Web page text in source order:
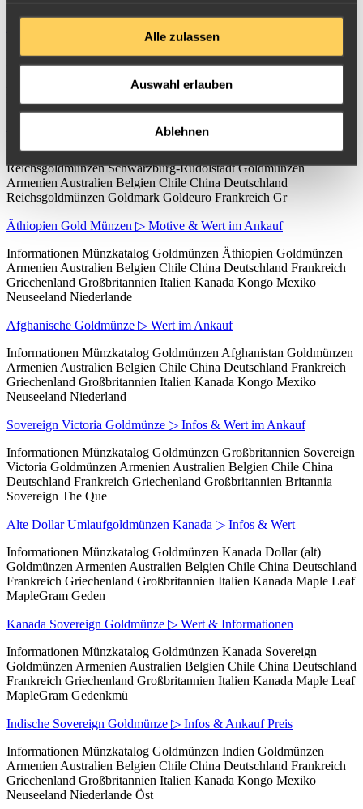
Alle zulassen
Auswahl erlauben
Ablehnen
Informationen Münzkatalog Goldmünzen Deutschland
Reichsgoldmünzen Schwarzburg-Sondershausen Goldmünzen
Armenien Australien Belgien Chile China Deutschland
Reichsgoldmünze Schwarzburg Rudolstadt 1898
Informationen Münzkatalog Goldmünzen Deutschland
Reichsgoldmünzen Schwarzburg-Rudolstadt Goldmünzen
Armenien Australien Belgien Chile China Deutschland
Reichsgoldmünzen Goldmark Goldeuro Frankreich Gr
Äthiopien Gold Münzen ▷ Motive & Wert im Ankauf
Informationen Münzkatalog Goldmünzen Äthiopien Goldmünzen
Armenien Australien Belgien Chile China Deutschland Frankreich
Griechenland Großbritannien Italien Kanada Kongo Mexiko
Neuseeland Niederlande
Afghanische Goldmünze ▷ Wert im Ankauf
Informationen Münzkatalog Goldmünzen Afghanistan Goldmünzen
Armenien Australien Belgien Chile China Deutschland Frankreich
Griechenland Großbritannien Italien Kanada Kongo Mexiko
Neuseeland Niederland
Sovereign Victoria Goldmünze ▷ Infos & Wert im Ankauf
Informationen Münzkatalog Goldmünzen Großbritannien Sovereign
Victoria Goldmünzen Armenien Australien Belgien Chile China
Deutschland Frankreich Griechenland Großbritannien Britannia
Sovereign The Que
Alte Dollar Umlaufgoldmünzen Kanada ▷ Infos & Wert
Informationen Münzkatalog Goldmünzen Kanada Dollar (alt)
Goldmünzen Armenien Australien Belgien Chile China Deutschland
Frankreich Griechenland Großbritannien Italien Kanada Maple Leaf
MapleGram Geden
Kanada Sovereign Goldmünze ▷ Wert & Informationen
Informationen Münzkatalog Goldmünzen Kanada Sovereign
Goldmünzen Armenien Australien Belgien Chile China Deutschland
Frankreich Griechenland Großbritannien Italien Kanada Maple Leaf
MapleGram Gedenkmü
Indische Sovereign Goldmünze ▷ Infos & Ankauf Preis
Informationen Münzkatalog Goldmünzen Indien Goldmünzen
Armenien Australien Belgien Chile China Deutschland Frankreich
Griechenland Großbritannien Italien Kanada Kongo Mexiko
Neuseeland Niederlande Öst